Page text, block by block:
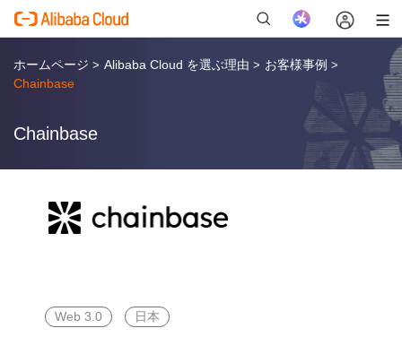
ホームページ > Alibaba Cloud を選ぶ理由 > お客様事例 >
Chainbase
Chainbase
Web 3.0 日本